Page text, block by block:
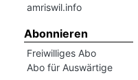
amriswil.info
Abonnieren
Freiwilliges Abo
Abo für Auswärtige